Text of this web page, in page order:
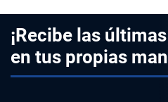
¡Recibe las
en tus propias